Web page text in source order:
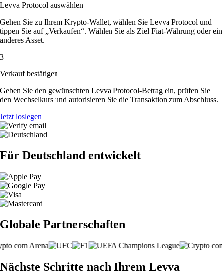
Levva Protocol auswählen
Gehen Sie zu Ihrem Krypto-Wallet, wählen Sie Levva Protocol und
tippen Sie auf „Verkaufen“. Wählen Sie als Ziel Fiat-Währung oder ein
anderes Asset.
3
Verkauf bestätigen
Geben Sie den gewünschten Levva Protocol-Betrag ein, prüfen Sie
den Wechselkurs und autorisieren Sie die Transaktion zum Abschluss.
Jetzt loslegen
Für Deutschland entwickelt
Globale Partnerschaften
Nächste Schritte nach Ihrem Levva